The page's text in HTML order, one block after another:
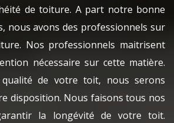
de toiture. A part notre bonne
nous avons des professionnels sur
Nos professionnels maitrisent
nécessaire sur cette matière.
de votre toit, nous serons
disposition. Nous faisons tous nos
la longévité de votre toit.